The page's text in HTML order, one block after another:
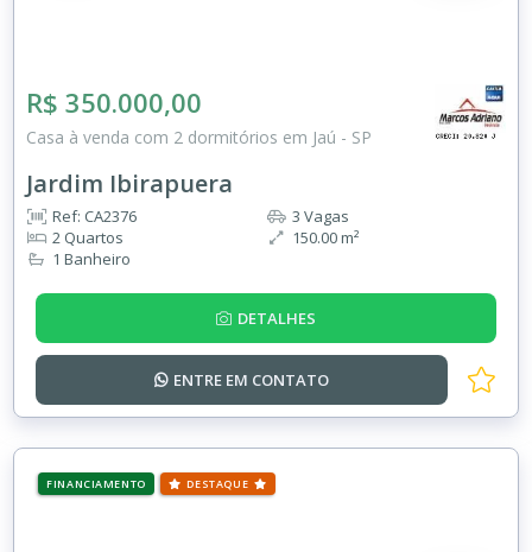
R$ 350.000,00
Casa à venda com 2 dormitórios em Jaú - SP
Jardim Ibirapuera
Ref: CA2376
2 Quartos
1 Banheiro
3 Vagas
150.00 m²
DETALHES
ENTRE EM CONTATO
FINANCIAMENTO DESTAQUE